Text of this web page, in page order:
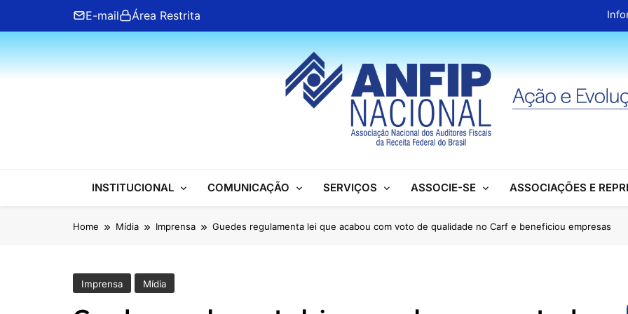
content
E-mail Área Restrita
ANFIP Nacional recebe visita da superintendente
Preparativos para o XIX Encontro
Almoço em homenagem ao Dia
Preparativos para o XIX Encontro
Almoço em homenagem ao Dia
ANFIP Nacional
INSTITUCIONAL COMUNICAÇÃO SERVIÇOS ASSOCIE-SE ASSOCIAÇÕES E
Home Mídia Imprensa Guedes regulamenta lei que acabou com voto de qualidade no Carf e beneficiou empresas
Imprensa Mídia